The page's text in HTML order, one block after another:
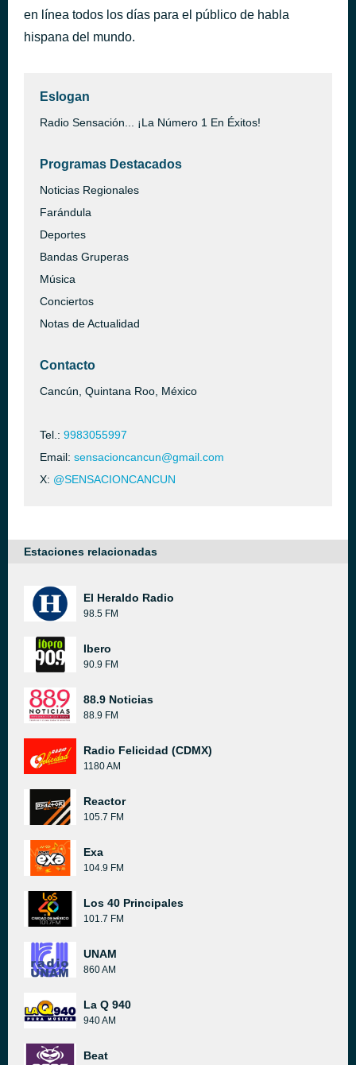
en línea todos los días para el público de habla
hispana del mundo.
Eslogan
Radio Sensación... ¡La Número 1 En Éxitos!
Programas Destacados
Noticias Regionales
Farándula
Deportes
Bandas Gruperas
Música
Conciertos
Notas de Actualidad
Contacto
Cancún, Quintana Roo, México
Tel.: 9983055997
Email: sensacioncancun@gmail.com
X: @SENSACIONCANCUN
Estaciones relacionadas
El Heraldo Radio
98.5 FM
Ibero
90.9 FM
88.9 Noticias
88.9 FM
Radio Felicidad (CDMX)
1180 AM
Reactor
105.7 FM
Exa
104.9 FM
Los 40 Principales
101.7 FM
UNAM
860 AM
La Q 940
940 AM
Beat